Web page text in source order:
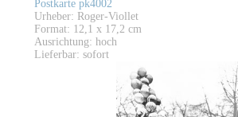
Postkarte pk4002
Urheber: Roger-Viollet
Format: 12,1 x 17,2 cm
Ausrichtung: hoch
Lieferbar: sofort